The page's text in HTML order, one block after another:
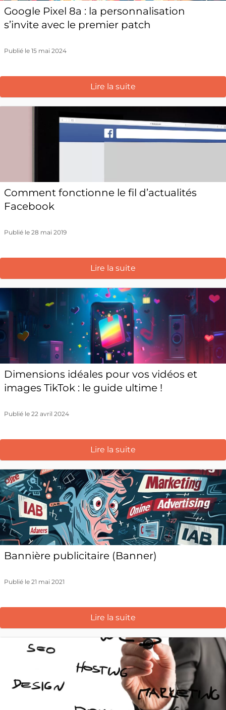
Google Pixel 8a : la personnalisation
s’invite avec le premier patch
Publié le 15 mai 2024
Lire la suite
Comment fonctionne le fil d’actualités
Facebook
Publié le 28 mai 2019
Lire la suite
Dimensions idéales pour vos vidéos et
images TikTok : le guide ultime !
Publié le 22 avril 2024
Lire la suite
Bannière publicitaire (Banner)
Publié le 21 mai 2021
Lire la suite